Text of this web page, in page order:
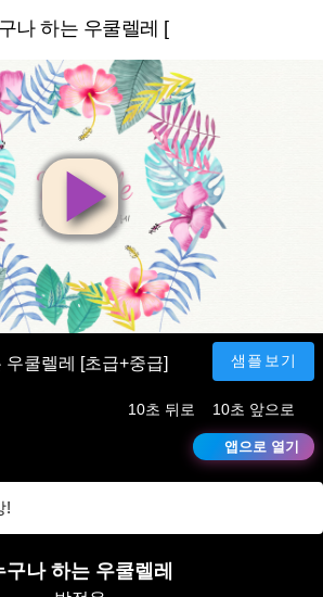
나 하는 우쿨렐레 [초급+중급]
영
상
재
생
우쿨렐레 [초급+중급] 샘플보기
10초 뒤로 10초 앞으로
앱으로 열기
!
구나 하는 우쿨렐레